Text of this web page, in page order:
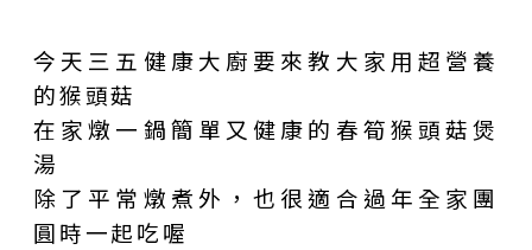
今天三五健康大廚要來教大家用超營養
的猴頭菇
在家燉一鍋簡單又健康的春筍猴頭菇煲
湯
除了平常燉煮外，也很適合過年全家團
圓時一起吃喔